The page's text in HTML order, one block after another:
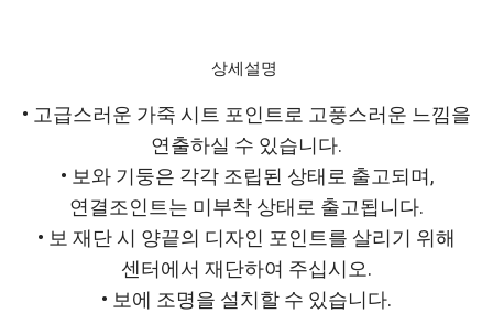
상세설명
• 고급스러운 가죽 시트 포인트로 고풍스러운 느낌을
연출하실 수 있습니다.
• 보와 기둥은 각각 조립된 상태로 출고되며,
연결조인트는 미부착 상태로 출고됩니다.
• 보 재단 시 양끝의 디자인 포인트를 살리기 위해
센터에서 재단하여 주십시오.
• 보에 조명을 설치할 수 있습니다.